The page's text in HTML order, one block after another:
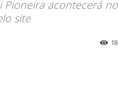
Pioneira acontecerá
site